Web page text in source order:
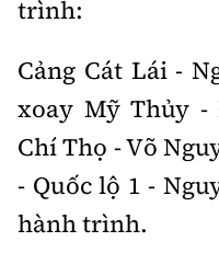
Cấm sao chép dưới
soạn
trình:
Cảng Cát Lái-
xoay Mỹ Thủy -
Chí Thọ -Võ
- Quốc lộ 1-
hành trình.